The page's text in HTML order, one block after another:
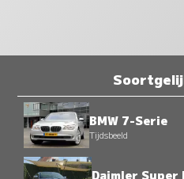
BMW 7-Serie
Tijdsbeeld
Daimler Super